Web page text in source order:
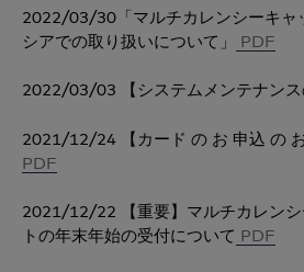
2022/03/30「マルチカレンシーキャ
シアでの取り扱いについて」
PDF
2022/03/03 【システムメンテナンス
2021/12/24 【カード の お 申込 の お
PDF
2021/12/22 【重要】マルチカレン
トの年末年始の受付について PDF